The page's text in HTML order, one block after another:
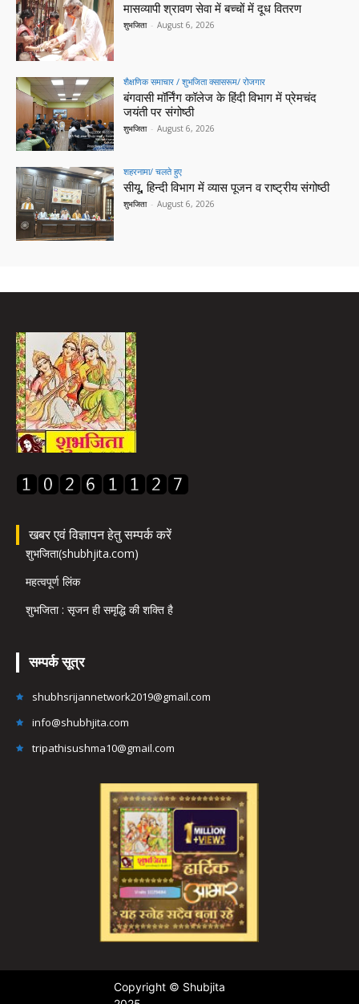
मासव्यापी श्रावण सेवा में बच्चों में दूध वितरण
शुभजिता - August 6, 2026
शैक्षणिक समाचार / शुभजिता क्सासरूम/ रोजगार
बंगवासी मॉर्निंग कॉलेज के हिंदी विभाग में प्रेमचंद
जयंती पर संगोष्ठी
शुभजिता - August 6, 2026
शहरनामा/ चलते हुए
सीयू, हिन्दी विभाग में व्यास पूजन व राष्ट्रीय संगोष्ठी
शुभजिता - August 6, 2026
खबर एवं विज्ञापन हेतु सम्पर्क करें
शुभजिता(shubhjita.com)
महत्वपूर्ण लिंक
शुभजिता : सृजन ही समृद्धि की शक्ति है
सम्पर्क सूत्र
shubhsrijannetwork2019@gmail.com
info@shubhjita.com
tripathisushma10@gmail.com
Copyright © Shubjita